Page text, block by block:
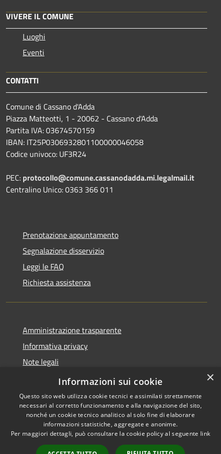
VIVERE IL COMUNE
Luoghi
Eventi
CONTATTI
Comune di Cassano d'Adda
Piazza Matteotti, 1 - 20062 - Cassano d'Adda
Partita IVA: 03674570159
IBAN: IT25P0306932801100000046058
Codice univoco: UF3R24
PEC: protocollo@comune.cassanodadda.mi.legalmail.it
Centralino Unico: 0363 366 011
Prenotazione appuntamento
Segnalazione disservizio
Leggi le FAQ
Richiesta assistenza
Amministrazione trasparente
Informativa privacy
Note legali
Dichiarazione di accessibilità
Accessibilità
Copyright © 2026 • Comune di
Cassano d'Adda • Powered by
Municipium• Accesso
×
Informazioni sui cookie
Questo sito web utilizza cookie tecnici e assimilati strettamente
necessari al corretto funzionamento e alla navigazione del sito,
nonché un cookie tecnico analitico al solo fine di elaborare
informazioni statistiche, aggregate e anonime.
Per maggiori dettagli, può consultare la cookie policy al seguente link